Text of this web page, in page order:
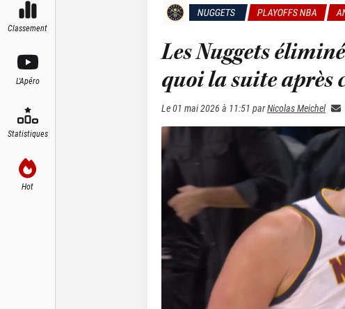
Classement
L'Apéro
Statistiques
Hot
NUGGETS PLAYOFFS NBA
Les Nuggets
quoi la suite après
Le01 mai 2026 à 11:51 parNicolas Meichel